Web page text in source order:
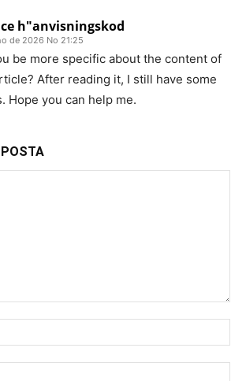
h"anvisningskod
de 2026 No 21:25
be more specific about the content of
After reading it, I still have some
Hope you can help me.